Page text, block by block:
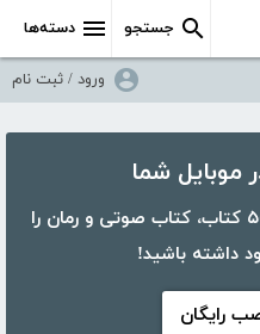
دسته‌ها جستجو
ورود / ثبت نام
با اپلیکیشن کتابراه، بیش از ۵۰،۰۰۰ کتاب، کتاب صوتی و رمان را
داشته باشید!
رایگان